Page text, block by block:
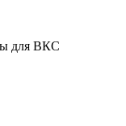
для ВКС